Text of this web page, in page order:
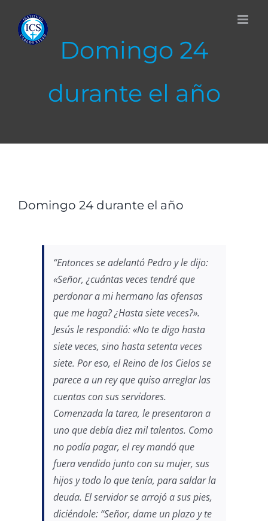
content
Domingo 24
durante el año
Larger
Domingo 24 durante el año
“Entonces se adelantó Pedro y le dijo:
«Señor, ¿cuántas veces tendré que
perdonar a mi hermano las ofensas
que me haga? ¿Hasta siete veces?».
Jesús le respondió: «No te digo hasta
siete veces, sino hasta setenta veces
siete. Por eso, el Reino de los Cielos se
parece a un rey que quiso arreglar las
cuentas con sus servidores.
Comenzada la tarea, le presentaron a
uno que debía diez mil talentos. Como
no podía pagar, el rey mandó que
fuera vendido junto con su mujer, sus
hijos y todo lo que tenía, para saldar la
deuda. El servidor se arrojó a sus pies,
diciéndole: “Señor, dame un plazo y te